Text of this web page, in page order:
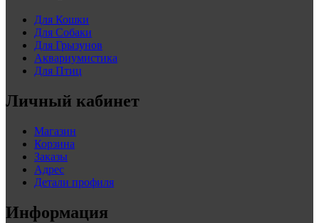
Для Кошки
Для Собаки
Для Грызунов
Аквариумистика
Для Птиц
Личный кабинет
Магазин
Корзина
Заказы
Адрес
Детали профиля
Информация